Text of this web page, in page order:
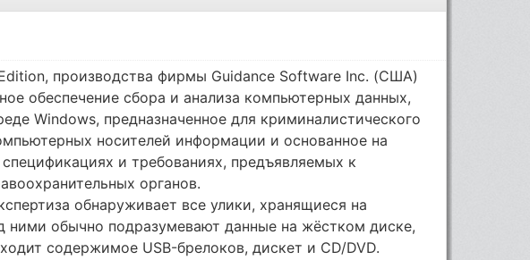
производства фирмы Guidance Software Inc. (США)
обеспечение сбора и анализа компьютерных данных,
Windows, предназначенное для криминалистического
носителей информации и основанное на
и требованиях, предъявляемых к
органов.
обнаруживает все улики, хранящиеся на
ними обычно подразумевают данные на жёстком диске,
содержимое USB-брелоков, дискет и CD/DVD.